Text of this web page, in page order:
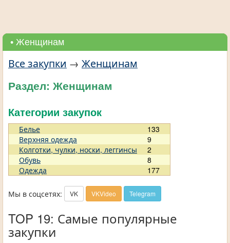
• Женщинам
Все закупки → Женщинам
Раздел: Женщинам
Категории закупок
Белье
133
Верхняя одежда
9
Колготки, чулки, носки, леггинсы
2
Обувь
8
Одежда
177
Мы в соцсетях: VK VKVideo Telegram
TOP 19: Самые популярные
закупки